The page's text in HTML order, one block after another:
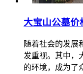
大宝山公墓价
随着社会的发展
发重视。其中，
的环境，成为了